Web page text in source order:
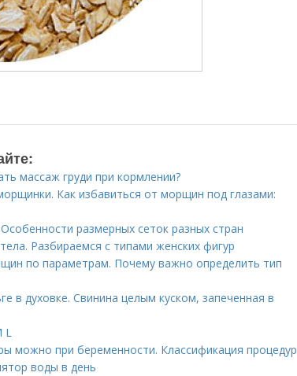
массаж груди при кормлении?
Как избавиться от морщин под глазами:
размерных сеток разных стран
Разбираемся с типами женских фигур
по параметрам. Почему важно определить тип
в духовке. Свинина целым куском, запеченная в
L
можно при беременности. Классификация процедур
воды в день